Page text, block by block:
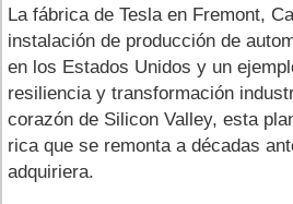
La fábrica de Tesla en Fremont,
instalación de producción de
en los Estados Unidos y un
resiliencia y transformación
corazón de Silicon Valley, esta
rica que se remonta a décadas
adquiriera.